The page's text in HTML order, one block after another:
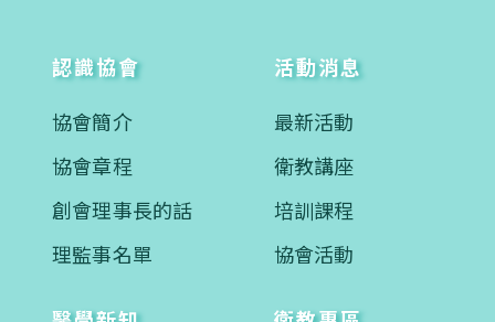
認識協會
協會簡介
協會章程
創會理事長的話
理監事名單
活動消息
最新活動
衛教講座
培訓課程
協會活動